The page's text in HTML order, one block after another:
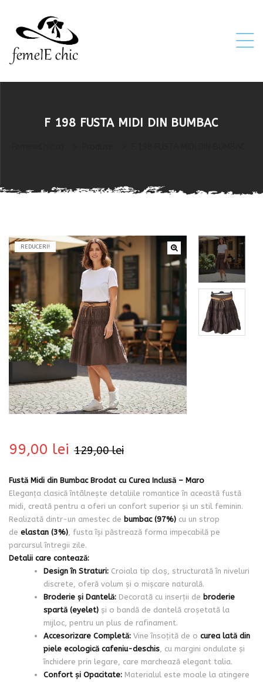
F 198 FUSTA MIDI DIN BUMBAC
REDUCERI!
129,00lei
99,00 lei
Fustă Midi din Bumbac Brodat cu Curea Inclusă – Maro
Eleganța clasică întâlnește detaliile romantice în această fustă
midi, creată pentru a oferi un confort superior și un stil feminin.
Realizată dintr-un amestec de bumbac (97%) cu un strop
de elastan (3%) , fusta își păstrează forma impecabilă pe
parcursul întregii zile.
Detalii care contează:
Design în Straturi:Croiala tip cloș, structurată în niveluri
discrete, oferă volum și o mișcare naturală.
Broderie și Dantelă:Decorată cu inserții de broderie
spartă (eyelet)și o bandă de dantelă croșetată la
mijloc, pentru un plus de rafinament.
Accesorizare Completă:Vine însoțită de o curea lată din
piele ecologică cafeniu-deschis, cu margini ondulate și
închidere prin legare, care marchează elegant talia.
Confort și Opacitate:Materialul este moale la atingere